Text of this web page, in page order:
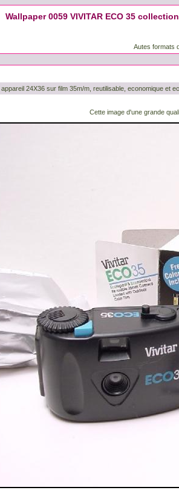
Wallpaper 0059 VIVITAR ECO 35
Autes formats
appareil 24X36 sur film 35m/m, reutilisable, economique et
Cette image d'une grande